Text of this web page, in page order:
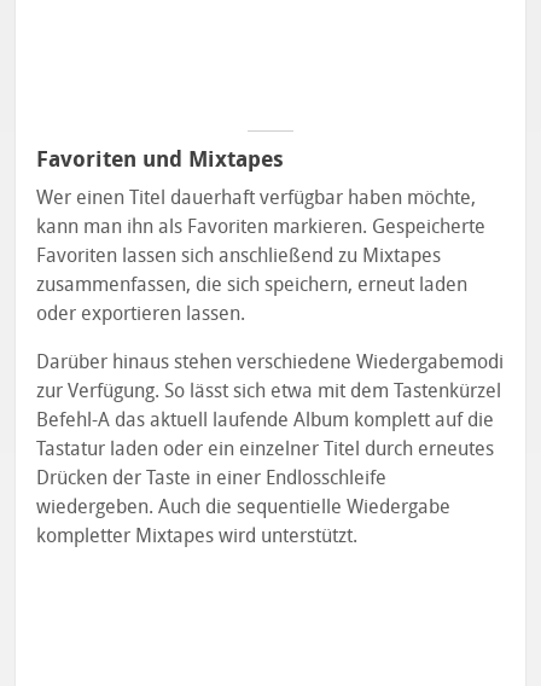
Favoriten und Mixtapes
Wer einen Titel dauerhaft verfügbar haben möchte,
kann man ihn als Favoriten markieren. Gespeicherte
Favoriten lassen sich anschließend zu Mixtapes
zusammenfassen, die sich speichern, erneut laden
oder exportieren lassen.
Darüber hinaus stehen verschiedene Wiedergabemodi
zur Verfügung. So lässt sich etwa mit dem Tastenkürzel
Befehl-A das aktuell laufende Album komplett auf die
Tastatur laden oder ein einzelner Titel durch erneutes
Drücken der Taste in einer Endlosschleife
wiedergeben. Auch die sequentielle Wiedergabe
kompletter Mixtapes wird unterstützt.